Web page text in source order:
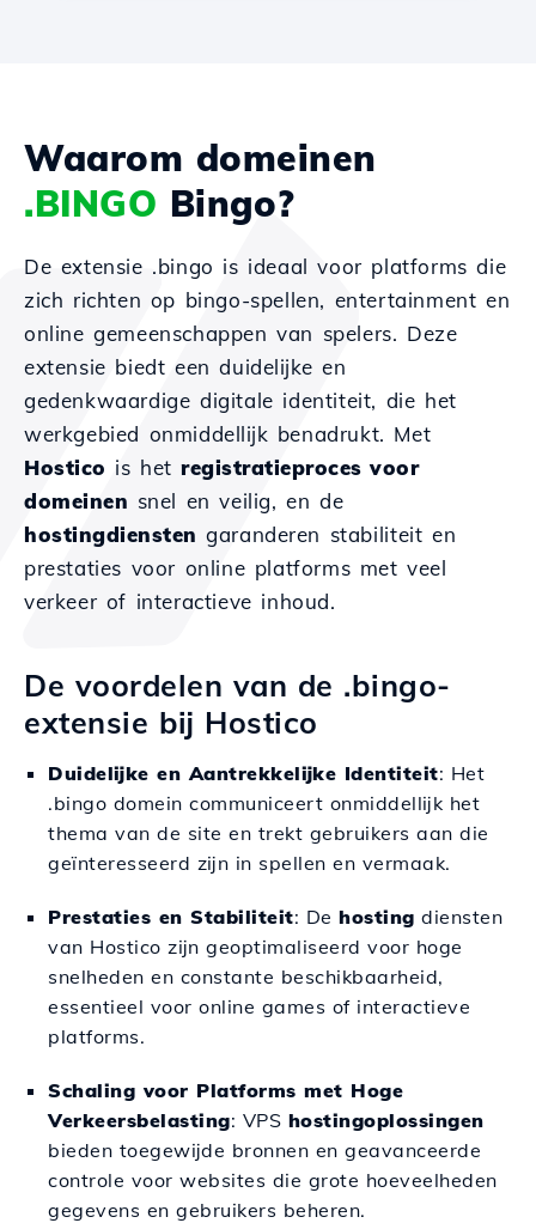
Waarom domeinen
.BINGO Bingo?
De extensie .bingo is ideaal voor platforms die
zich richten op bingo-spellen, entertainment en
online gemeenschappen van spelers. Deze
extensie biedt een duidelijke en
gedenkwaardige digitale identiteit, die het
werkgebied onmiddellijk benadrukt. Met
Hostico is hetregistratieproces voor
domeinen snel en veilig, en de
hostingdiensten garanderen stabiliteit en
prestaties voor online platforms met veel
verkeer of interactieve inhoud.
De voordelen van de .bingo-
extensie bij Hostico
Duidelijke en Aantrekkelijke Identiteit: Het
.bingo domein communiceert onmiddellijk het
thema van de site en trekt gebruikers aan die
geïnteresseerd zijn in spellen en vermaak.
Prestaties en Stabiliteit: De hosting diensten
van Hostico zijn geoptimaliseerd voor hoge
snelheden en constante beschikbaarheid,
essentieel voor online games of interactieve
platforms.
Schaling voor Platforms met Hoge
Verkeersbelasting: VPS hostingoplossingen
bieden toegewijde bronnen en geavanceerde
controle voor websites die grote hoeveelheden
gegevens en gebruikers beheren.